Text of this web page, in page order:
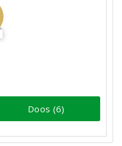
Doos (6)